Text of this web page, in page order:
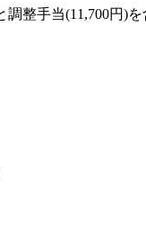
整手当(11,700円)を